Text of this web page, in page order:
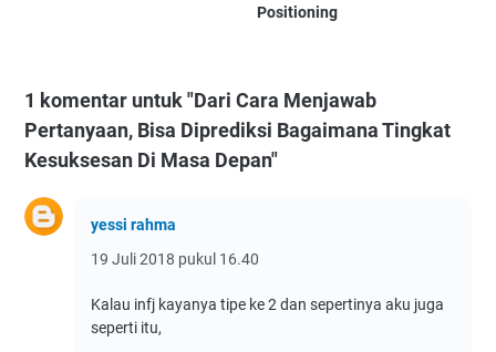
Positioning
1 komentar untuk "Dari Cara Menjawab
Pertanyaan, Bisa Diprediksi Bagaimana Tingkat
Kesuksesan Di Masa Depan"
yessi rahma
19 Juli 2018 pukul 16.40
Kalau infj kayanya tipe ke 2 dan sepertinya aku juga
seperti itu,